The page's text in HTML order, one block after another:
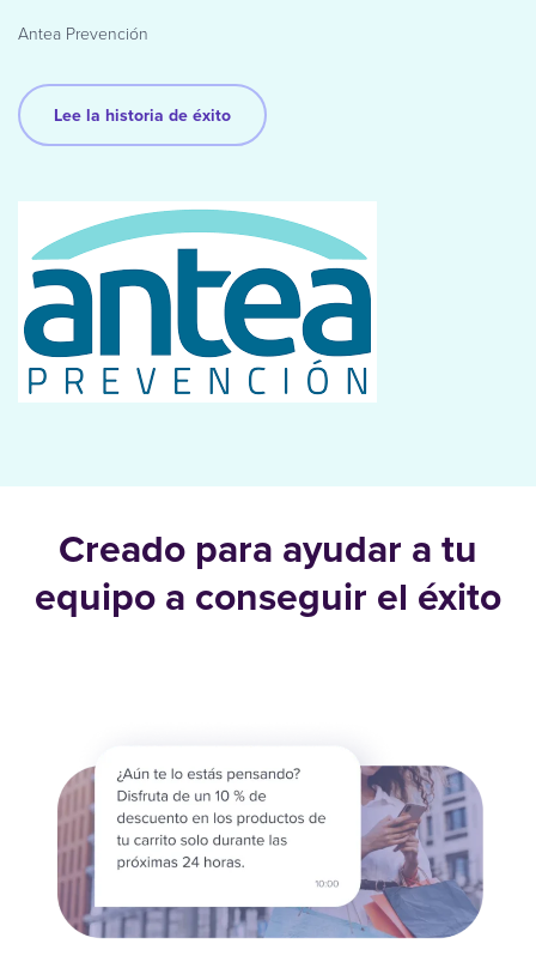
Antea Prevención
Lee la historia de éxito
Creado para ayudar a tu
equipo a conseguir el éxito